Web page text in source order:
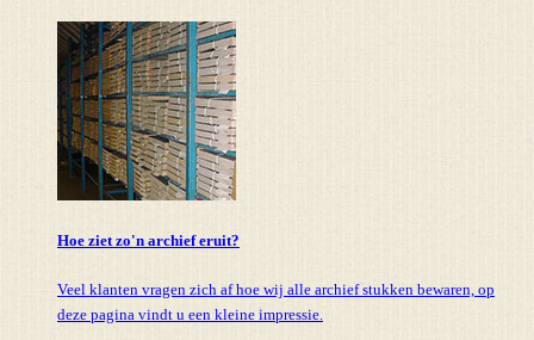
Hoe ziet zo'n archief eruit?
Veel klanten vragen zich af hoe wij alle archief stukken bewaren, op
deze pagina vindt u een kleine impressie.